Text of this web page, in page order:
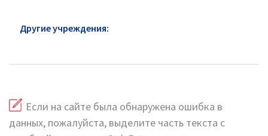
Другие учреждения:
Если на сайте была обнаружена ошибка в
данных, пожалуйста, выделите часть текста с